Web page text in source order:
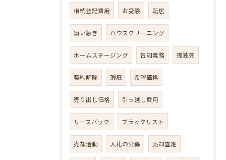
相続登記費用 お受験 転居
買い急ぎ ハウスクリーニング
ホームステージング 告知義務 孤独死
契約解除 瑕疵 希望価格
売り出し価格 引っ越し費用
リースバック ブラックリスト
売却活動 入札の公募 売却査定